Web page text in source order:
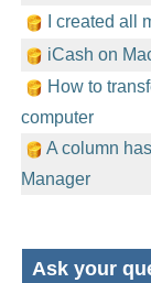
I created all
iCash on
How to
computer
A column
Manager
Ask your